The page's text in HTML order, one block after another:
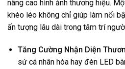
nâng cao hình ảnh thương hiệu.
khéo léo không chỉ giúp làm nổi
ấn tượng lâu dài trong tâm trí
Tăng Cường Nhận Diện
sứ cá nhân hóa hay đèn LED